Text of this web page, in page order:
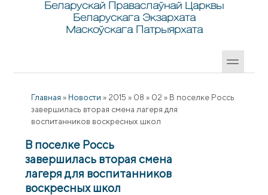
Беларускай Праваслаўнай Царквы
Беларускага Экзархата
Маскоўскага Патрыярхата
Главная » Новости » 2015 » 08 » 02 » В поселке Россь
завершилась вторая смена лагеря для
воспитанников воскресных школ
В поселке Россь
завершилась вторая смена
лагеря для воспитанников
воскресных школ